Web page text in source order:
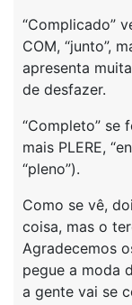
“Complicado”
COM, “junto”,
apresenta
de desfazer.
“Completo” se
mais PLERE,
“pleno”).
Como se vê,
coisa, mas o
Agradecemos
pegue a moda
a gente vai se